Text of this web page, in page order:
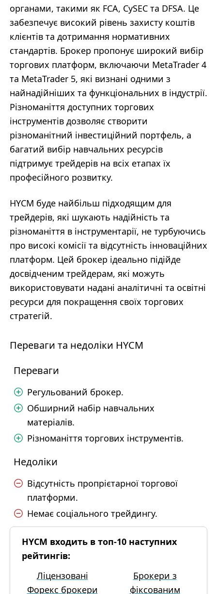
органами, такими як FCA, CySEC та DFSA. Це
забезпечує високий рівень захисту коштів
клієнтів та дотримання нормативних
стандартів. Брокер пропонує широкий вибір
торгових платформ, включаючи MetaTrader 4
та MetaTrader 5, які визнані одними з
найнадійніших та функціональних в індустрії.
Різноманіття доступних торгових
інструментів дозволяє створити
різноманітний інвестиційний портфель, а
багатий вибір навчальних ресурсів
підтримує трейдерів на всіх етапах їх
професійного розвитку.
HYCM буде найбільш підходящим для
трейдерів, які шукають надійність та
різноманіття в інструментарії, не турбуючись
про високі комісії та відсутність інноваційних
платформ. Цей брокер ідеально підійде
досвідченим трейдерам, які можуть
використовувати надані аналітичні та освітні
ресурси для покращення своїх торгових
стратегій.
Переваги та недоліки HYCM
Переваги
Регульований брокер.
Обширний набір навчальних
матеріалів.
Різноманіття торгових інструментів.
Недоліки
Відсутність пропрієтарної торгової
платформи.
Немає соціального трейдингу.
HYCM входить в топ-10 наступних
рейтингів:
Ліцензовані
Форекс брокери
Брокери з
фіксованим